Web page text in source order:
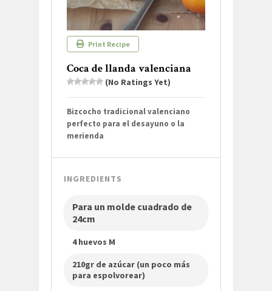
Print Recipe
Coca de llanda valenciana
(No Ratings Yet)
Bizcocho tradicional valenciano
perfecto para el desayuno o la
merienda
INGREDIENTS
Para un molde cuadrado de
24cm
4 huevos M
210gr de azúcar (un poco más
para espolvorear)